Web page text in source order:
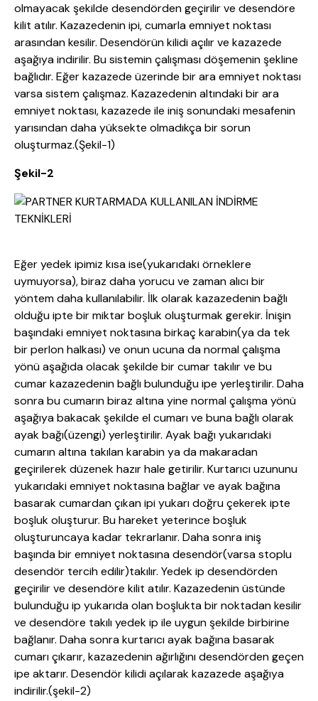
olmayacak şekilde desendörden geçirilir ve desendöre
kilit atılır. Kazazedenin ipi, cumarla emniyet noktası
arasından kesilir. Desendörün kilidi açılır ve kazazede
aşağıya indirilir. Bu sistemin çalışması döşemenin şekline
bağlıdır. Eğer kazazede üzerinde bir ara emniyet noktası
varsa sistem çalışmaz. Kazazedenin altındaki bir ara
emniyet noktası, kazazede ile iniş sonundaki mesafenin
yarısından daha yüksekte olmadıkça bir sorun
oluşturmaz.(Şekil-1)
Şekil-2
Eğer yedek ipimiz kısa ise(yukarıdaki örneklere
uymuyorsa), biraz daha yorucu ve zaman alıcı bir
yöntem daha kullanılabilir. İlk olarak kazazedenin bağlı
olduğu ipte bir miktar boşluk oluşturmak gerekir. İnişin
başındaki emniyet noktasına birkaç karabin(ya da tek
bir perlon halkası) ve onun ucuna da normal çalışma
yönü aşağıda olacak şekilde bir cumar takılır ve bu
cumar kazazedenin bağlı bulunduğu ipe yerleştirilir. Daha
sonra bu cumarın biraz altına yine normal çalışma yönü
aşağıya bakacak şekilde el cumarı ve buna bağlı olarak
ayak bağı(üzengi) yerleştirilir. Ayak bağı yukarıdaki
cumarın altına takılan karabin ya da makaradan
geçirilerek düzenek hazır hale getirilir. Kurtarıcı uzununu
yukarıdaki emniyet noktasına bağlar ve ayak bağına
basarak cumardan çıkan ipi yukarı doğru çekerek ipte
boşluk oluşturur. Bu hareket yeterince boşluk
oluşturuncaya kadar tekrarlanır. Daha sonra iniş
başında bir emniyet noktasına desendör(varsa stoplu
desendör tercih edilir)takılır. Yedek ip desendörden
geçirilir ve desendöre kilit atılır. Kazazedenin üstünde
bulunduğu ip yukarıda olan boşlukta bir noktadan kesilir
ve desendöre takılı yedek ip ile uygun şekilde birbirine
bağlanır. Daha sonra kurtarıcı ayak bağına basarak
cumarı çıkarır, kazazedenin ağırlığını desendörden geçen
ipe aktarır. Desendör kilidi açılarak kazazede aşağıya
indirilir.(şekil-2)